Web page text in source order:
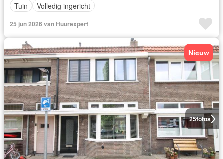
Tuin
Volledig ingericht
25 jun 2026 van Huurexpert
25fotos
Nieuw